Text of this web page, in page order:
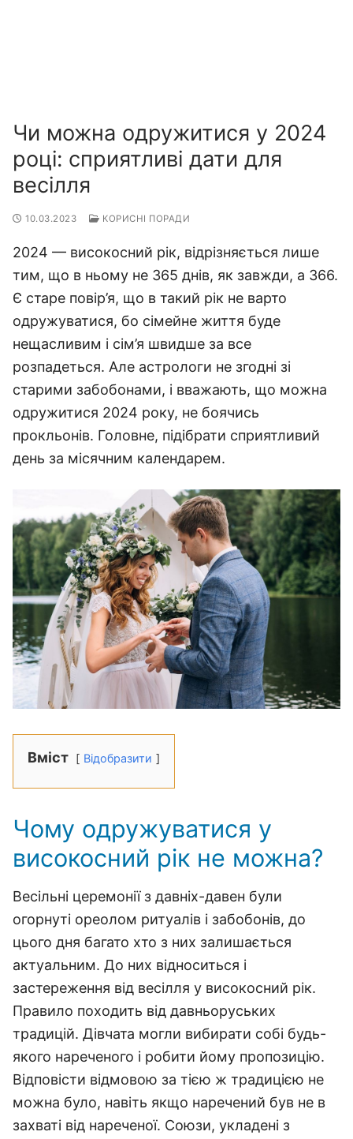
Чи можна одружитися у 2024
році: сприятливі дати для
весілля
10.03.2023 КОРИСНІ ПОРАДИ
2024 — високосний рік, відрізняється лише
тим, що в ньому не 365 днів, як завжди, а 366.
Є старе повір’я, що в такий рік не варто
одружуватися, бо сімейне життя буде
нещасливим і сім’я швидше за все
розпадеться. Але астрологи не згодні зі
старими забобонами, і вважають, що можна
одружитися 2024 року, не боячись
прокльонів. Головне, підібрати сприятливий
день за місячним календарем.
Вміст Відобразити
Чому одружуватися у
високосний рік не можна?
Весільні церемонії з давніх-давен були
огорнуті ореолом ритуалів і забобонів, до
цього дня багато хто з них залишається
актуальним. До них відноситься і
застереження від весілля у високосний рік.
Правило походить від давньоруських
традицій. Дівчата могли вибирати собі будь-
якого нареченого і робити йому пропозицію.
Відповісти відмовою за тією ж традицією не
можна було, навіть якщо наречений був не в
захваті від нареченої. Союзи, укладені з